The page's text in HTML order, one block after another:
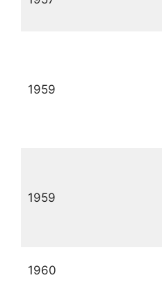
1959
1959
1960